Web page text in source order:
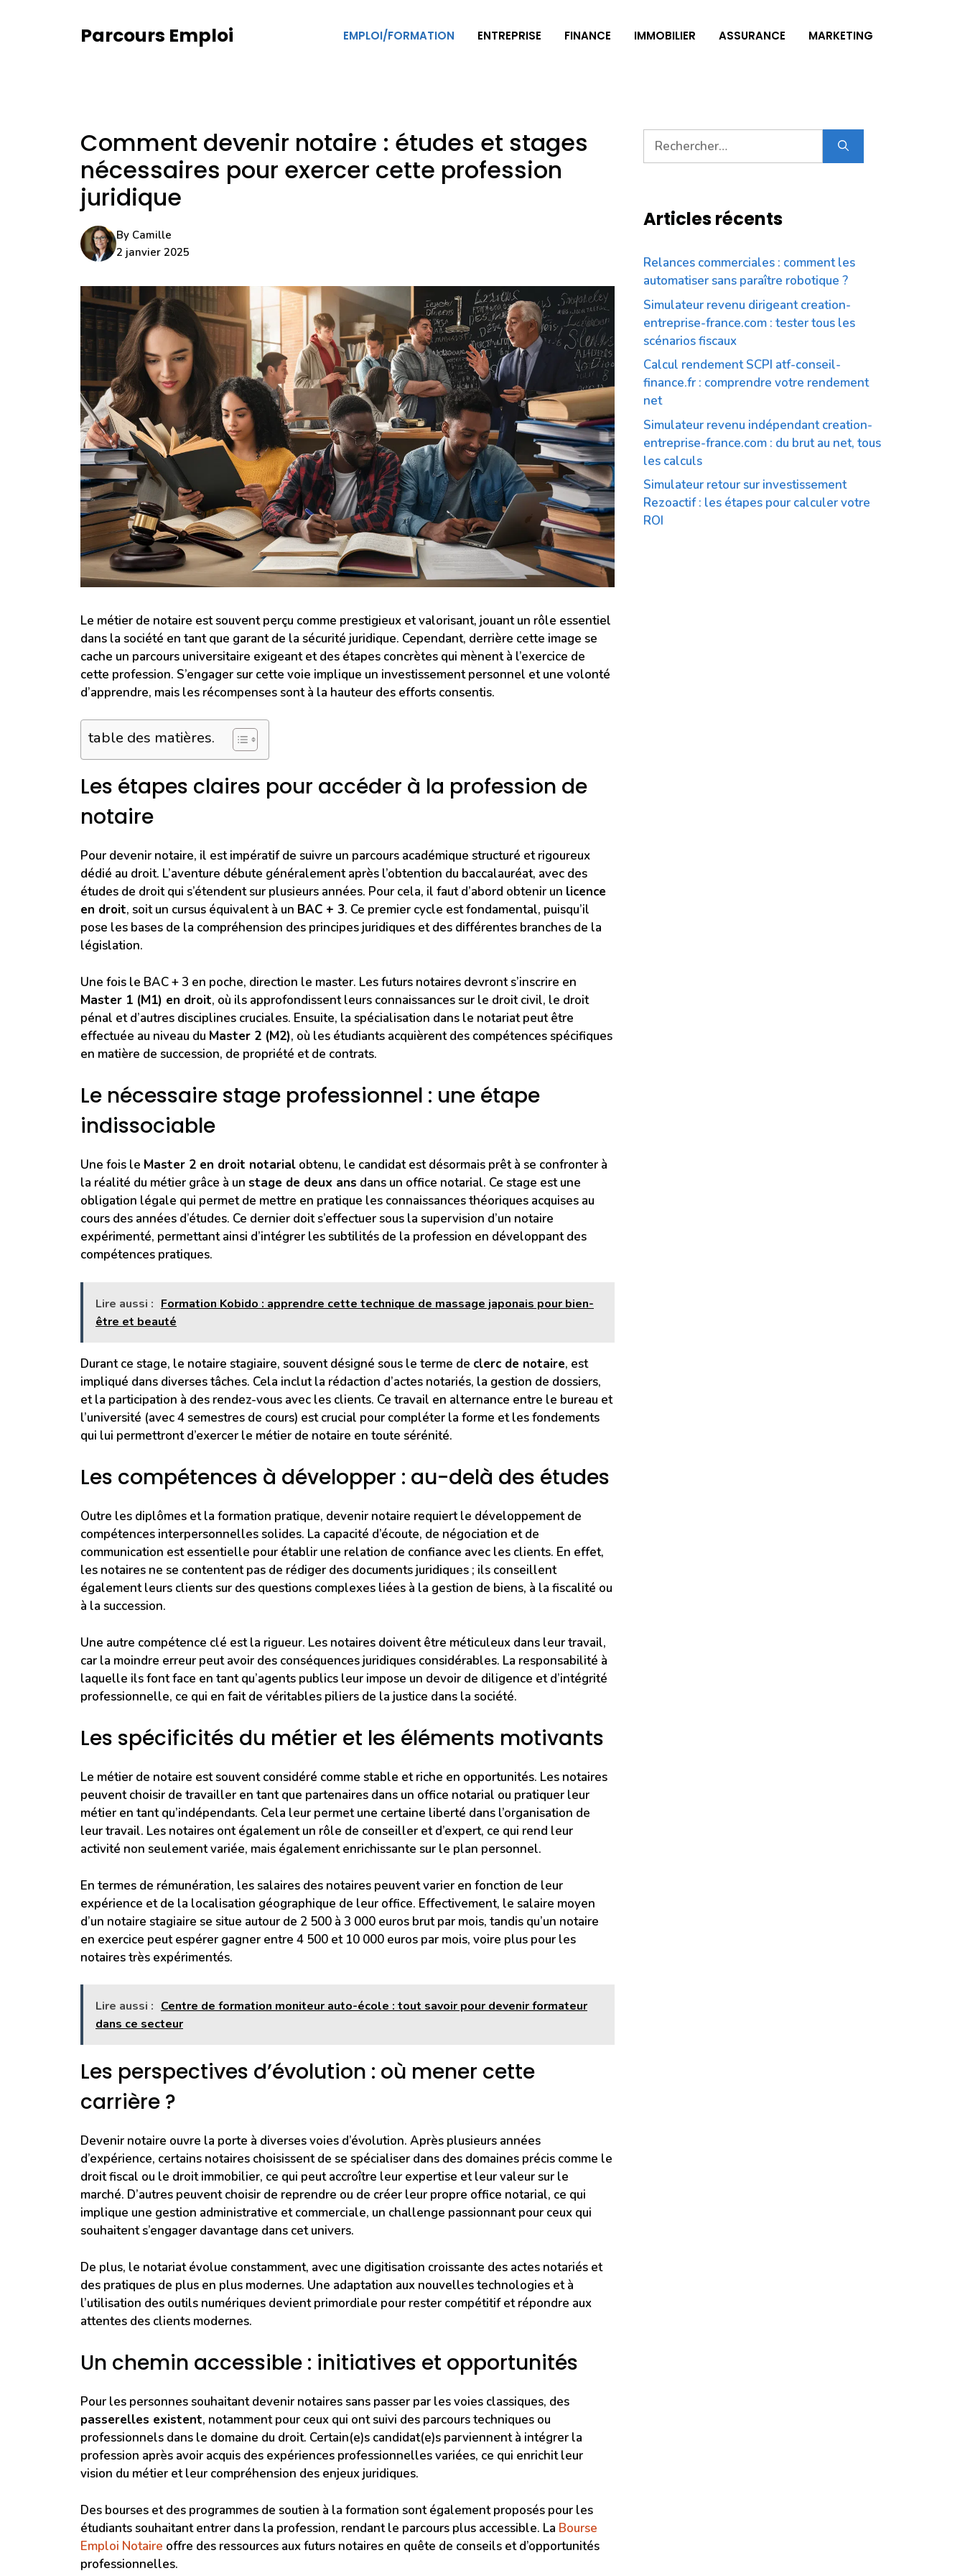
Parcours Emploi EMPLOI/FORMATION ENTREPRISE FINANCE IMMOBILIER ASSURANCE MARKETING
Comment devenir notaire : études et stages
nécessaires pour exercer cette profession
juridique
By Camille
2 janvier 2025
Le métier de notaire est souvent perçu comme prestigieux et valorisant, jouant un rôle essentiel
dans la société en tant que garant de la sécurité juridique. Cependant, derrière cette image se
cache un parcours universitaire exigeant et des étapes concrètes qui mènent à l’exercice de
cette profession. S’engager sur cette voie implique un investissement personnel et une volonté
d’apprendre, mais les récompenses sont à la hauteur des efforts consentis.
table des matières.
Les étapes claires pour accéder à la profession de
notaire
Pour devenir notaire, il est impératif de suivre un parcours académique structuré et rigoureux
dédié au droit. L’aventure débute généralement après l’obtention du baccalauréat, avec des
études de droit qui s’étendent sur plusieurs années. Pour cela, il faut d’abord obtenir un licence
en droit, soit un cursus équivalent à un BAC + 3. Ce premier cycle est fondamental, puisqu’il
pose les bases de la compréhension des principes juridiques et des différentes branches de la
législation.
Une fois le BAC + 3 en poche, direction le master. Les futurs notaires devront s’inscrire en
Master 1 (M1) en droit, où ils approfondissent leurs connaissances sur le droit civil, le droit
pénal et d’autres disciplines cruciales. Ensuite, la spécialisation dans le notariat peut être
effectuée au niveau du Master 2 (M2), où les étudiants acquièrent des compétences spécifiques
en matière de succession, de propriété et de contrats.
Le nécessaire stage professionnel : une étape
indissociable
Une fois le Master 2 en droit notarial obtenu, le candidat est désormais prêt à se confronter à
la réalité du métier grâce à un stage de deux ans dans un office notarial. Ce stage est une
obligation légale qui permet de mettre en pratique les connaissances théoriques acquises au
cours des années d’études. Ce dernier doit s’effectuer sous la supervision d’un notaire
expérimenté, permettant ainsi d’intégrer les subtilités de la profession en développant des
compétences pratiques.
Lire aussi : Formation Kobido : apprendre cette technique de massage japonais pour bien-
être et beauté
Durant ce stage, le notaire stagiaire, souvent désigné sous le terme de clerc de notaire, est
impliqué dans diverses tâches. Cela inclut la rédaction d’actes notariés, la gestion de dossiers,
et la participation à des rendez-vous avec les clients. Ce travail en alternance entre le bureau et
l’université (avec 4 semestres de cours) est crucial pour compléter la forme et les fondements
qui lui permettront d’exercer le métier de notaire en toute sérénité.
Les compétences à développer : au-delà des études
Outre les diplômes et la formation pratique, devenir notaire requiert le développement de
compétences interpersonnelles solides. La capacité d’écoute, de négociation et de
communication est essentielle pour établir une relation de confiance avec les clients. En effet,
les notaires ne se contentent pas de rédiger des documents juridiques ; ils conseillent
également leurs clients sur des questions complexes liées à la gestion de biens, à la fiscalité ou
à la succession.
Une autre compétence clé est la rigueur. Les notaires doivent être méticuleux dans leur travail,
car la moindre erreur peut avoir des conséquences juridiques considérables. La responsabilité à
laquelle ils font face en tant qu’agents publics leur impose un devoir de diligence et d’intégrité
professionnelle, ce qui en fait de véritables piliers de la justice dans la société.
Les spécificités du métier et les éléments motivants
Le métier de notaire est souvent considéré comme stable et riche en opportunités. Les notaires
peuvent choisir de travailler en tant que partenaires dans un office notarial ou pratiquer leur
métier en tant qu’indépendants. Cela leur permet une certaine liberté dans l’organisation de
leur travail. Les notaires ont également un rôle de conseiller et d’expert, ce qui rend leur
activité non seulement variée, mais également enrichissante sur le plan personnel.
En termes de rémunération, les salaires des notaires peuvent varier en fonction de leur
expérience et de la localisation géographique de leur office. Effectivement, le salaire moyen
d’un notaire stagiaire se situe autour de 2 500 à 3 000 euros brut par mois, tandis qu’un notaire
en exercice peut espérer gagner entre 4 500 et 10 000 euros par mois, voire plus pour les
notaires très expérimentés.
Lire aussi : Centre de formation moniteur auto-école : tout savoir pour devenir formateur
dans ce secteur
Les perspectives d’évolution : où mener cette
carrière ?
Devenir notaire ouvre la porte à diverses voies d’évolution. Après plusieurs années
d’expérience, certains notaires choisissent de se spécialiser dans des domaines précis comme le
droit fiscal ou le droit immobilier, ce qui peut accroître leur expertise et leur valeur sur le
marché. D’autres peuvent choisir de reprendre ou de créer leur propre office notarial, ce qui
implique une gestion administrative et commerciale, un challenge passionnant pour ceux qui
souhaitent s’engager davantage dans cet univers.
De plus, le notariat évolue constamment, avec une digitisation croissante des actes notariés et
des pratiques de plus en plus modernes. Une adaptation aux nouvelles technologies et à
l’utilisation des outils numériques devient primordiale pour rester compétitif et répondre aux
attentes des clients modernes.
Un chemin accessible : initiatives et opportunités
Pour les personnes souhaitant devenir notaires sans passer par les voies classiques, des
passerelles existent, notamment pour ceux qui ont suivi des parcours techniques ou
professionnels dans le domaine du droit. Certain(e)s candidat(e)s parviennent à intégrer la
profession après avoir acquis des expériences professionnelles variées, ce qui enrichit leur
vision du métier et leur compréhension des enjeux juridiques.
Des bourses et des programmes de soutien à la formation sont également proposés pour les
étudiants souhaitant entrer dans la profession, rendant le parcours plus accessible. La Bourse
Emploi Notaire offre des ressources aux futurs notaires en quête de conseils et d’opportunités
professionnelles.
Rechercher :
Articles récents
Relances commerciales : comment les
automatiser sans paraître robotique ?
Simulateur revenu dirigeant creation-
entreprise-france.com : tester tous les
scénarios fiscaux
Calcul rendement SCPI atf-conseil-
finance.fr : comprendre votre rendement
net
Simulateur revenu indépendant creation-
entreprise-france.com : du brut au net, tous
les calculs
Simulateur retour sur investissement
Rezoactif : les étapes pour calculer votre
ROI